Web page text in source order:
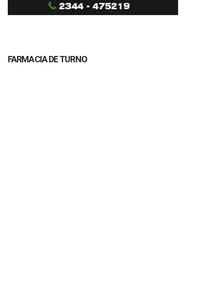
FARMACIA DE TURNO